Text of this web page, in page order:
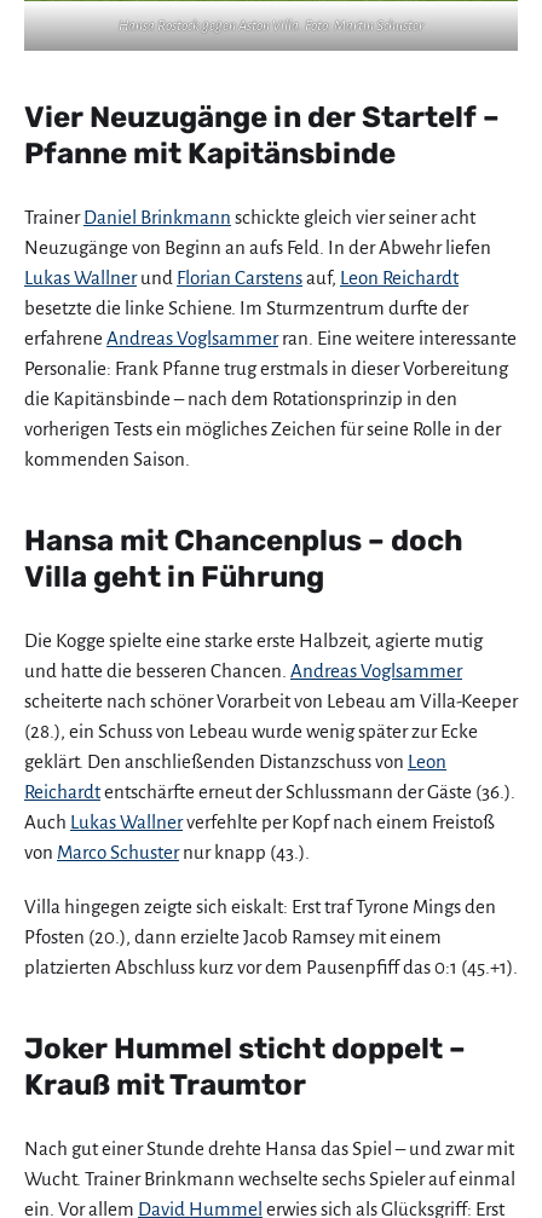
Hansa Rostock gegen Aston Villa. Foto: Martin Schuster
Vier Neuzugänge in der Startelf –
Pfanne mit Kapitänsbinde
TrainerDaniel Brinkmann schickte gleich vier seiner acht
Neuzugänge von Beginn an aufs Feld. In der Abwehr liefen
Lukas Wallnerund Florian Carstensauf, Leon Reichardt
besetzte die linke Schiene. Im Sturmzentrum durfte der
erfahrene Andreas Voglsammerran. Eine weitere interessante
Personalie: Frank Pfanne trug erstmals in dieser Vorbereitung
die Kapitänsbinde – nach dem Rotationsprinzip in den
vorherigen Tests ein mögliches Zeichen für seine Rolle in der
kommenden Saison.
Hansa mit Chancenplus – doch
Villa geht in Führung
Die Kogge spielte eine starke erste Halbzeit, agierte mutig
und hatte die besseren Chancen. Andreas Voglsammer
scheiterte nach schöner Vorarbeit von Lebeau am Villa-Keeper
(28.), ein Schuss von Lebeau wurde wenig später zur Ecke
geklärt. Den anschließenden Distanzschuss von Leon
Reichardtentschärfte erneut der Schlussmann der Gäste (36.).
Auch Lukas Wallnerverfehlte per Kopf nach einem Freistoß
von Marco Schusternur knapp (43.).
Villa hingegen zeigte sich eiskalt: Erst traf Tyrone Mings den
Pfosten (20.), dann erzielte Jacob Ramsey mit einem
platzierten Abschluss kurz vor dem Pausenpfiff das 0:1 (45.+1).
Joker Hummel sticht doppelt –
Krauß mit Traumtor
Nach gut einer Stunde drehte Hansa das Spiel – und zwar mit
Wucht. Trainer Brinkmann wechselte sechs Spieler auf einmal
ein. Vor allem David Hummel erwies sich als Glücksgriff: Erst